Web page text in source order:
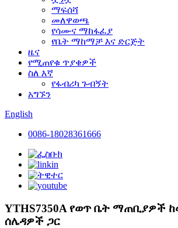
ማፍሰሻ
መለዋወጫ
የሳሙና ማከፋፈያ
የቤት ማከማቻ እና ድርጅት
ዜና
የሚጠየቁ ጥያቄዎች
ስለ እኛ
የፋብሪካ ጉብኝት
አግኙን
English
0086-18028361666
YTHS7350A የወጥ ቤት ማጠቢያዎች
ሰሌዳዎች ጋር